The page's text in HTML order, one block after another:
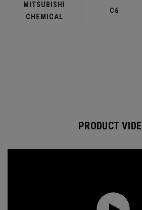
MITSUBISHI
CHEMICAL
C6
PRODUCT